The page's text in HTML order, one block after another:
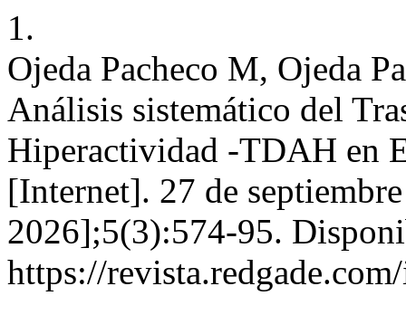
1.
Ojeda Pacheco M, Ojeda
Análisis sistemático del
Hiperactividad -TDAH en
[Internet]. 27 de
2026];5(3):574-95.
https://